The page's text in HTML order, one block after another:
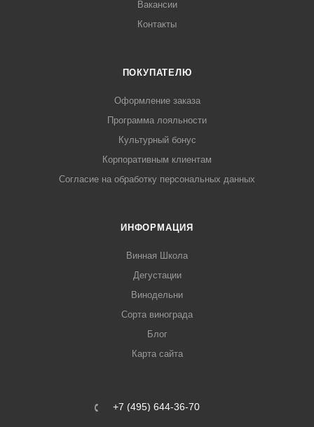
Вакансии
Контакты
ПОКУПАТЕЛЮ
Оформление заказа
Программа лояльности
Культурный бонус
Корпоративным клиентам
Согласие на обработку персональных данных
ИНФОРМАЦИЯ
Винная Школа
Дегустации
Винодельни
Сорта винограда
Блог
Карта сайта
+7 (495) 644-36-70